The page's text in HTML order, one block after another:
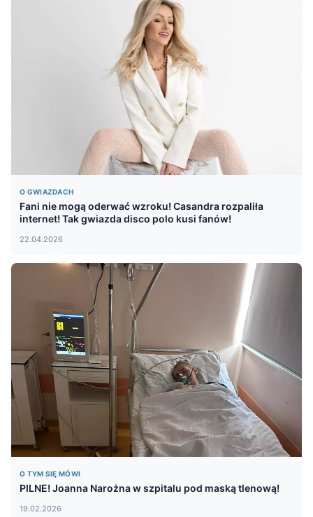
O GWIAZDACH
Fani nie mogą oderwać wzroku! Casandra rozpaliła
internet! Tak gwiazda disco polo kusi fanów!
22.04.2026
O TYM SIĘ MÓWI
PILNE! Joanna Narożna w szpitalu pod maską tlenową!
19.02.2026